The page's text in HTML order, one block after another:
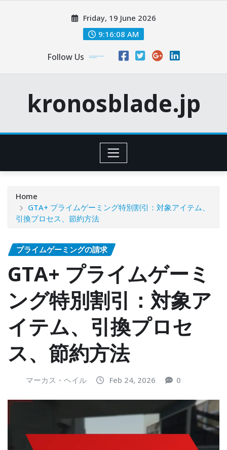
Friday, 19 June 2026
9:16:09 AM
Follow Us
kronosblade.jp
Home
GTA+ プライムゲーミング特別割引：対象アイテム、
引換プロセス、節約方法
プライムゲーミングの請求
GTA+ プライムゲーミ
ング特別割引：対象ア
イテム、引換プロセ
ス、節約方法
マーカス・ヘイル Feb 24, 2026 0